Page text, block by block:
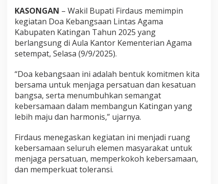
KASONGAN – Wakil Bupati Firdaus memimpin
kegiatan Doa Kebangsaan Lintas Agama
Kabupaten Katingan Tahun 2025 yang
berlangsung di Aula Kantor Kementerian Agama
setempat, Selasa (9/9/2025).
“Doa kebangsaan ini adalah bentuk komitmen kita
bersama untuk menjaga persatuan dan kesatuan
bangsa, serta menumbuhkan semangat
kebersamaan dalam membangun Katingan yang
lebih maju dan harmonis,” ujarnya.
Firdaus menegaskan kegiatan ini menjadi ruang
kebersamaan seluruh elemen masyarakat untuk
menjaga persatuan, memperkokoh kebersamaan,
dan memperkuat toleransi.